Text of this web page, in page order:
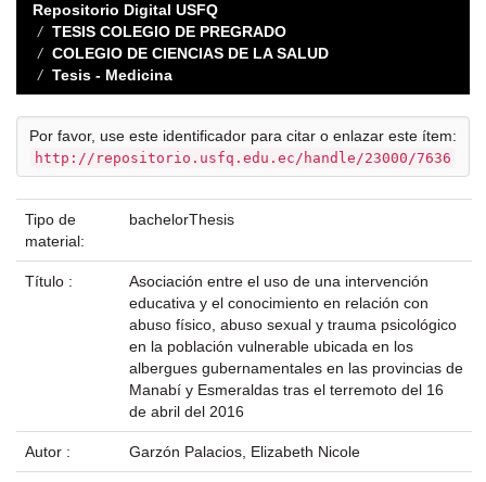
Repositorio Digital USFQ
TESIS COLEGIO DE PREGRADO
COLEGIO DE CIENCIAS DE LA SALUD
Tesis - Medicina
Por favor, use este identificador para citar o enlazar este ítem:
http://repositorio.usfq.edu.ec/handle/23000/7636
Tipo de
material:
bachelorThesis
Título :
Asociación entre el uso de una intervención
educativa y el conocimiento en relación con
abuso físico, abuso sexual y trauma psicológico
en la población vulnerable ubicada en los
albergues gubernamentales en las provincias de
Manabí y Esmeraldas tras el terremoto del 16
de abril del 2016
Autor : Garzón Palacios, Elizabeth Nicole